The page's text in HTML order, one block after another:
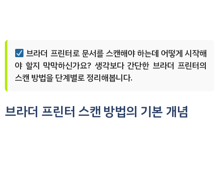
브라더 프린터로 문서를 스캔해야 하는데 어떻게 시작해
야 할지 막막하신가요? 생각보다 간단한 브라더 프린터의
스캔 방법을 단계별로 정리해봅니다.
브라더 프린터 스캔 방법의 기본 개념